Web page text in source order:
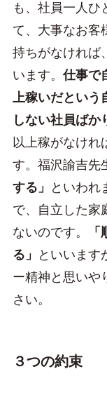
も、社員一人ひ
て、大事なお客
持ちがなければ
います。仕事で
上稼いだという
しない社員ばか
以上稼がなけれ
す。福沢諭吉先
する」
といわれ
で、自立した家
ないのです。
る」
といいます
ー精神と思いや
さい。
３つの約束